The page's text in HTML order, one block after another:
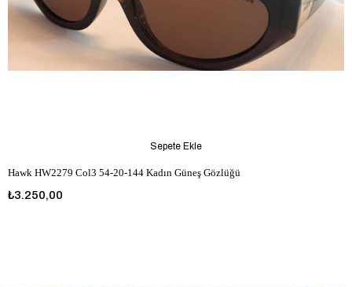
Hawk HW2279 Col3 54-20-144 Kadın Güneş Gözlüğü
₺3.250,00
Sepete Ekle